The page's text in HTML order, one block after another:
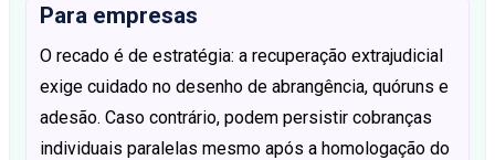
Para empresas
O recado é de estratégia: a recuperação extrajudicial
exige cuidado no desenho de abrangência, quóruns e
adesão. Caso contrário, podem persistir cobranças
individuais paralelas mesmo após a homologação do